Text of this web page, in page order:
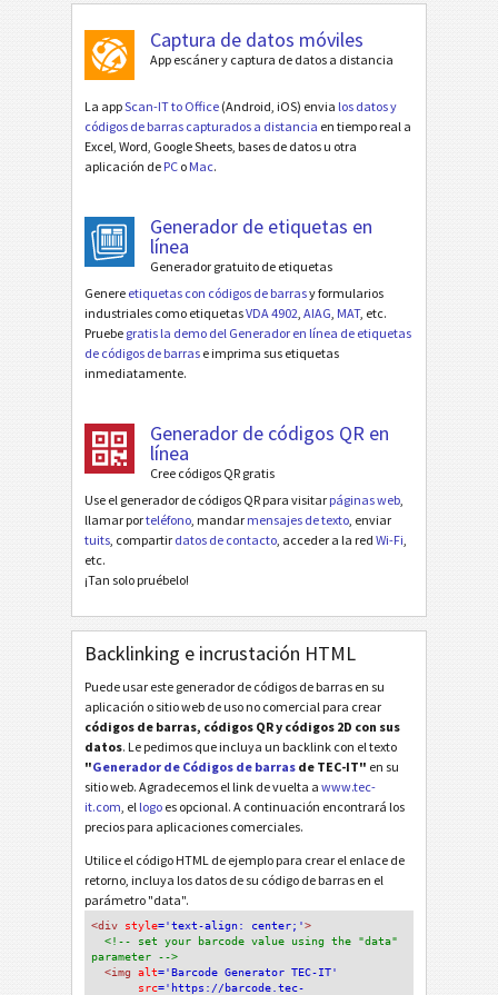
Captura de datos móviles
App escáner y captura de datos a distancia
La appScan-IT to Office (Android, iOS) envia los datos y
códigos de barras capturados a distancia en tiempo real a
Excel, Word, Google Sheets, bases de datos u otra
aplicación de PC o Mac.
Generador de etiquetas en
línea
Generador gratuito de etiquetas
Genere etiquetas con códigos de barrasy formularios
industriales como etiquetasVDA 4902 AIAG MAT, etc.
Pruebe gratis la demo del Generador en línea de etiquetas
de códigos de barras e imprima sus etiquetas
inmediatamente.
Generador de códigos QR en
línea
Cree códigos QR gratis
Use el generador de códigos QR para visitar páginas web
llamar porteléfono , mandar mensajes de texto , enviar
tuits , compartir datos de contacto , acceder a la red Wi-Fi
etc.
¡Tan solo pruébelo!
Backlinking e incrustación HTML
Puede usar este generador de códigos de barras en su
aplicación o sitio web de uso no comercial para crear
códigos de barras, códigos QR y códigos 2D con sus
datos. Le pedimos que incluya un backlink con el texto
"Generador de Códigos de barras de TEC-IT" en su
sitio web. Agradecemos el link de vuelta a www.tec-
it.com , el logo es opcional. A continuación encontrará los
precios para aplicaciones comerciales.
Utilice el código HTML de ejemplo para crear el enlace de
retorno, incluya los datos de su código de barras en el
parámetro "data".
<div style='text-align: center;'>
<!-- set your barcode value using the "data"
parameter -->
<img alt='Barcode Generator TEC-IT'
src='https://barcode.tec-